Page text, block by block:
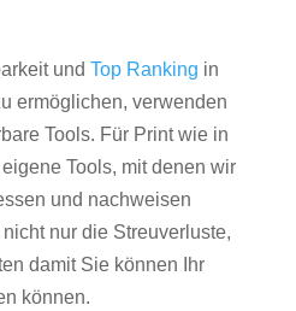
und Top Ranking in
ermöglichen, verwenden
Tools. Für Print wie in
Tools, mit denen wir
und nachweisen
nur die Streuverluste,
damit Sie können Ihr
können.